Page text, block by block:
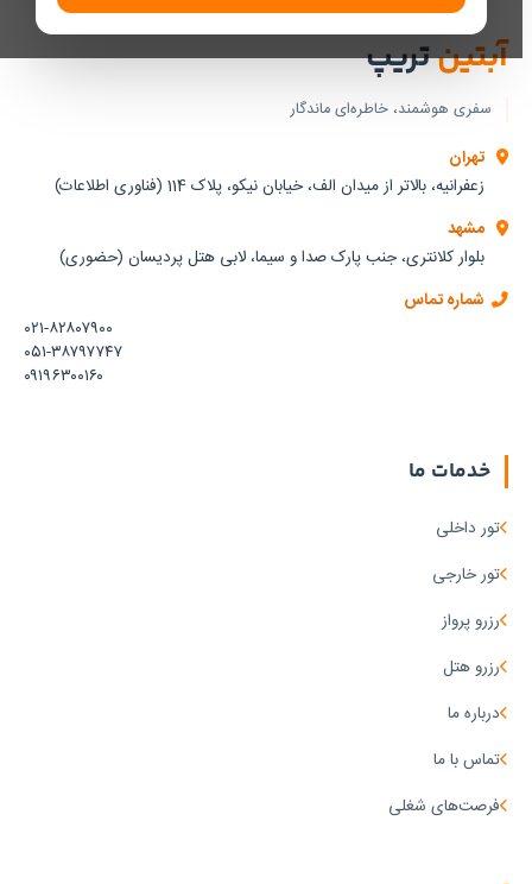
آبتینتریپ
سفری هوشمند، خاطره‌ای ماندگار
تهران
زعفرانیه، بالاتر از میدان الف، خیابان نیکو، پلاک 114 (فناوری اطلاعات)
مشهد
بلوار کلانتری، جنب پارک صدا و سیما، لابی هتل پردیسان (حضوری)
شماره تماس
۰۲۱-۸۲۸۰۷۹۰۰
۰۵۱-۳۸۷۹۷۷۴۷
۰۹۱۹۶۳۰۰۱۶۰
خدمات ما
تور داخلی
تور خارجی
رزرو پرواز
رزرو هتل
درباره ما
تماس با ما
فرصت‌های شغلی